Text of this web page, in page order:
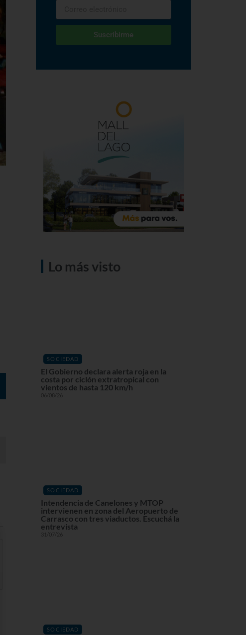
Suscribirme
Lo más visto
SOCIEDAD
El Gobierno declara alerta roja en la
costa por ciclón extratropical con
vientos de hasta 120 km/h
06/08/26
SOCIEDAD
Intendencia de Canelones y MTOP
intervienen en zona del Aeropuerto de
Carrasco con tres viaductos. Escuchá la
entrevista
31/07/26
SOCIEDAD